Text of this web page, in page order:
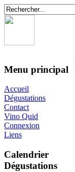
Menu principal
Accueil
Dégustations
Contact
Vino Quid
Connexion
Liens
Calendrier
Dégustations